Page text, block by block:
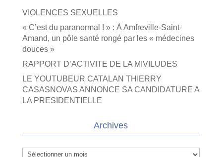
VIOLENCES SEXUELLES
« C’est du paranormal ! » : À Amfreville-Saint-
Amand, un pôle santé rongé par les « médecines
douces »
RAPPORT D’ACTIVITE DE LA MIVILUDES
LE YOUTUBEUR CATALAN THIERRY
CASASNOVAS ANNONCE SA CANDIDATURE A
LA PRESIDENTIELLE
Archives
Archives